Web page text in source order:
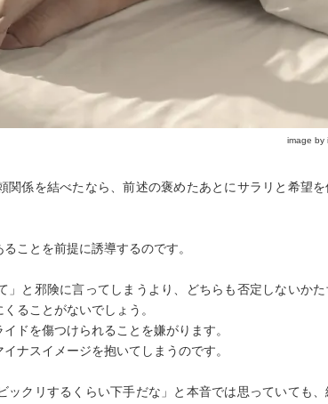
image by
係を結べたなら、前述の褒めたあとにサラリと希望を
ことを前提に誘導するのです。
」と邪険に言ってしまうより、どちらも否定しないかた
ることがないでしょう。
ドを傷つけられることを嫌がります。
ナスイメージを抱いてしまうのです。
ックリするくらい下手だな」と本音では思っていても